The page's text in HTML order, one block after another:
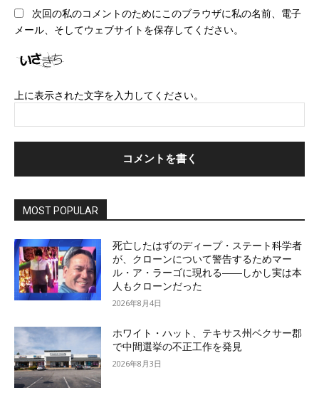
次回の私のコメントのためにこのブラウザに私の名前、電子
メール、そしてウェブサイトを保存してください。
上に表示された文字を入力してください。
MOST POPULAR
死亡したはずのディープ・ステート科学者
が、クローンについて警告するためマー
ル・ア・ラーゴに現れる――しかし実は本
人もクローンだった
2026年8月4日
ホワイト・ハット、テキサス州ベクサー郡
で中間選挙の不正工作を発見
2026年8月3日